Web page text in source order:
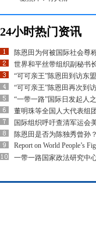
24小时热门资讯
陈恩田为何被国际社会尊
世界和平丝带组织副秘书
“可可亲王”陈恩田到访东
“可可亲王”陈恩田再次
“一带一路”国际日发起人
董明珠等全国人大代表组
国际组织呼吁查清军运会
陈恩田是否为陈独秀曾孙
Report on World People’s
一带一路国家政法研究中